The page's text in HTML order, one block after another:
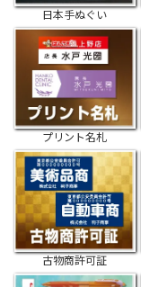
日本手ぬぐい
プリント名札
古物商許可証